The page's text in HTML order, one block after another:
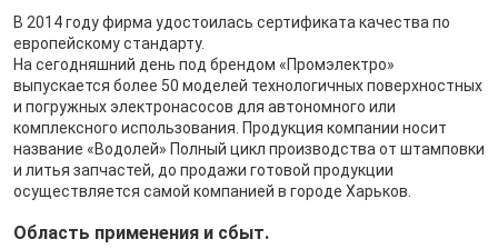
В 2014 году фирма удостоилась сертификата качества по
европейскому стандарту.
На сегодняшний день под брендом «Промэлектро»
выпускается более 50 моделей технологичных поверхностных
и погружных электронасосов для автономного или
комплексного использования. Продукция компании носит
название «Водолей» Полный цикл производства от штамповки
и литья запчастей, до продажи готовой продукции
осуществляется самой компанией в городе Харьков.
Область применения и сбыт.